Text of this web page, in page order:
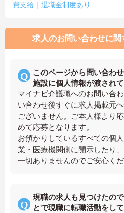
費支給
退職金制度あり
求人のお問い合わせに関
このページから問い合わ
施設に個人情報が渡され
マイナビ介護職へのお問い合
い合わせ後すぐに求人掲載元
ございません。ご本人様より
めて応募となります。
お預かりしているすべての個
業・医療機関側に開示したり
一切ありませんのでご安心くだ
現職の求人も見つけたの
とで現職に転職活動をし